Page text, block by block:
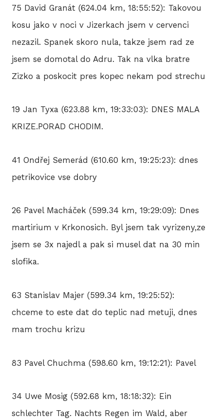
75 David Granát (624.04 km, 18:55:52): Takovou
kosu jako v noci v Jizerkach jsem v cervenci
nezazil. Spanek skoro nula, takze jsem rad ze
jsem se domotal do Adru. Tak na vlka bratre
Zizko a poskocit pres kopec nekam pod strechu
19 Jan Tyxa (623.88 km, 19:33:03): DNES MALA
KRIZE.PORAD CHODIM.
41 Ondřej Semerád (610.60 km, 19:25:23): dnes
petrikovice vse dobry
26 Pavel Macháček (599.34 km, 19:29:09): Dnes
martirium v Krkonosich. Byl jsem tak vyrizeny,ze
jsem se 3x najedl a pak si musel dat na 30 min
slofika.
63 Stanislav Majer (599.34 km, 19:25:52):
chceme to este dat do teplic nad metuji, dnes
mam trochu krizu
83 Pavel Chuchma (598.60 km, 19:12:21): Pavel
34 Uwe Mosig (592.68 km, 18:18:32): Ein
schlechter Tag. Nachts Regen im Wald, aber